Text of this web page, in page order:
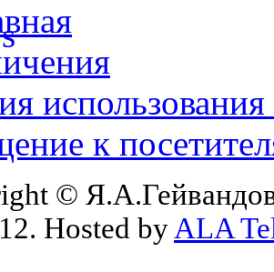
к
©
Hosted byALA